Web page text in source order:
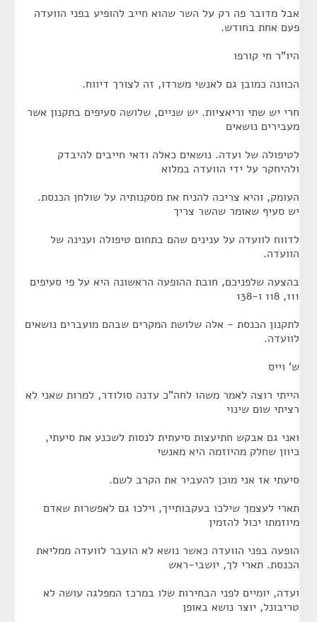
אבל מדובר פה רק על השר שהוא חייב להופיע בפני הוועדה
פעם אחת בחודש.
היו"ר חי קורפו
הכוונה כמובן גם לאנשי משרדו, זה לצורך דיווח.
חרי יש שתי וריאציות. יש שניים, שלושה סעיפים בתקנון אשר
מעבירים נושאים
לטיפולה של ועדה. נושאים כאלה ודאי חייבים להיבדק
ולהיחקר על ידי הוועדה במלוא
העומק, והיא צריכה להניח את מסקנותיה על שולחן הכנסת.
יש סעיף שאומר שהשר צריך
לדווח לוועדה על ענינים שהם בתחום טיפולה וענינה של
הוועדה.
בהצעה שלפניכם, חובת ההופעה הראשונה היא על פי סעיפים
111, 118 ו-138
לתקנון הכנסת - אלה שלושת המקרים שבהם מועברים נושאים
לוועדה.
ש' וייס
הייתי רוצה לאמר משהו לחה"כ עדנה סולודר, למרות שאני לא
רציתי שום שינוי
ואני גם אבקש חתיעצות סיעתית לנסות לשכנע את סיעתי,
כיוון שחלק מהיוזמה היא מאנשי
סיעתי אז אני מוכן להעביר את הקרב לשם.
תארי לעצמך שילכו בעקבותייך, וילכו גם לאפשרות שאדם
מיוזמתו יכול להזמין
הופעה בפני הוועדה כאשר נושא לא הועבר לוועדה ממליאת
הכנסת. תארי לך, יושבי-ראש
ועדה, יומיים לפני הבחירות שלו במרכז המפלגה עושה לא
טריבונל, יוצר נושא באופן